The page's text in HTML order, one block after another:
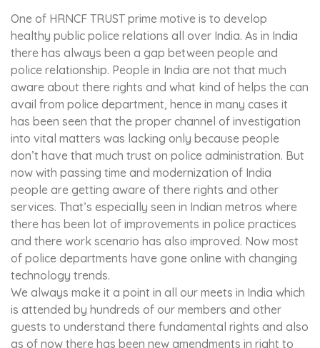
सही साइबर बीमा पॉलिसी प्राप्त करें सूची में सबसे बढ़िया सुझाव जोड़ते हुए अपने
व्यवसाय या संगठन को साइबर जोखिमों या संभावित साइबर हमलों से सुरक्षित रखने
के लिए साइबर बीमा खरीदें। खतरे आपके सोशल मीडिया प्रोफ़ाइल में प्रवेश कर
सकते हैं और संभावित रूप से पूरे सिस्टम को दूषित कर सकते हैं हैं। या संवेदनशील
डेटा चुरा सकते हैं। अपने ब्राउज़र में पासवर्ड सेव करने की इच्छा से बचें अपने
व्यवसाय को सुरक्षित रखने के लिए, आपको अपने ब्राउज़र में पासवर्ड संग्रहीत करने
की आदत से बचना होगा। ब्राउज़र में संग्रहीत पासवर्ड हैकर्स के लिए लॉगिन गिन को
आसान बनाते हैं। फिर भी, उन्हें चुराना और आपके सिस्टम में प्रवेश करना आसान
है। चुराए गए पासवर्ड आपके व्यवसाय के आईटी नेटवर्क तक पहुँचने की कुंजी के रूप
में कार्य करते हैं और सुचारू कामकाज में बाधा डालते हैं। अपने संगठन के लिए
ब्राउजर-आधारित पासवर्ड पर निर्भर र्भर रहने के बजाय, आप ब्राउज़र और वेब
आधारित अनुप्रयोगों के लिए क्रेडेंशियल प्रबंधित करने के लिए प्रबंधन टूल का
उपयोग कर सकते हैं। इसके अलावा, कर्मचारी आईटी टीम की अनुमति से इस टूल
तक पहुँच सकते हैं। इस तरह से आईटी टीम केंद्रीय दृश्यता और नियंत्रण बनाए
रख सकती है जबकि हर कोई इस पर काम कर रहा है। इंटरनेट पर मौजूद हर चीज़
पर भरोसा न करें हां, हम ऐसी दुनिया में रहते हैं जहां एक तिहाई आबादी हर दिन
दुर्भावनापूर्ण लिंक पर क्लिक करती है। हालांकि, इंटरनेट पर दिखाई देने वाले संदिग्ध
लिंक पर कभी भी क्लिक न करें जो आपके सिस्टम के कामकाज से समझौता कर
सकते हैं। अपने बच्चों से इंटरनेट के बारे में बात करें अपने बच्चों को इंटरनेट के
स्वीकार्य उपयोग के बारे में सिखाएँ और सुनिश्चित करें कि अगर उन्हें ऑनलाइन
उत्पीड़न, पीछा करने या धमकाने का सामना करना पड़ता है, तो वे आपके पास आने में
सहज महसूस करें। इसके अतिरिक्त, उन्हें पहचान की चोरी से बचाएँ, क्योंकि बच्चों
को अक्सर उनके साफ-सुथरे क्रेडिट इतिहास के लिए निशाना बनाया जाता है।
अपनी व्यक्तिगत जानकारी साझा करते समय सावधान रहें और उन संकेतों के प्रति
सतर्क रहें जिनसे उनकी पहचान से समझौता हो सकता है। यदि आप शिकार बन जाएं
One of HRNCF TRUST prime motive is to develop
healthy public police relations all over India. As in India
there has always been a gap between people and
police relationship. People in India are not that much
aware about there rights and what kind of helps the can
avail from police department, hence in many cases it
has been seen that the proper channel of investigation
into vital matters was lacking only because people
don’t have that much trust on police administration. But
now with passing time and modernization of India
people are getting aware of there rights and other
services. That’s especially seen in Indian metros where
there has been lot of improvements in police practices
and there work scenario has also improved. Now most
of police departments have gone online with changing
technology trends.
We always make it a point in all our meets in India which
is attended by hundreds of our members and other
guests to understand there fundamental rights and also
as of now there has been new amendments in right to